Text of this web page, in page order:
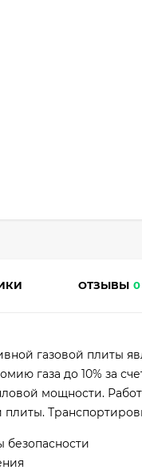
ОТЗЫВЫ 0
газовой плиты
газа до 10% за
мощности.